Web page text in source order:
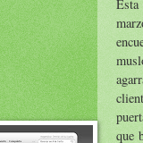
Esta
que